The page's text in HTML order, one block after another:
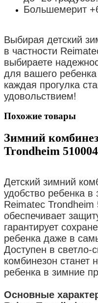
Большемерит
Выбирая детский
в частности
выбираете
для вашего
каждая прогулка
удовольствием!
Похожие товары
Зимний
Trondheim
Детский зимний
удобство ребенка
Reimatec Trondheim
обеспечивает
гарантирует
ребенка даже в
Доступен в светло-
комбинезон станет
ребенка в зимние
Основные